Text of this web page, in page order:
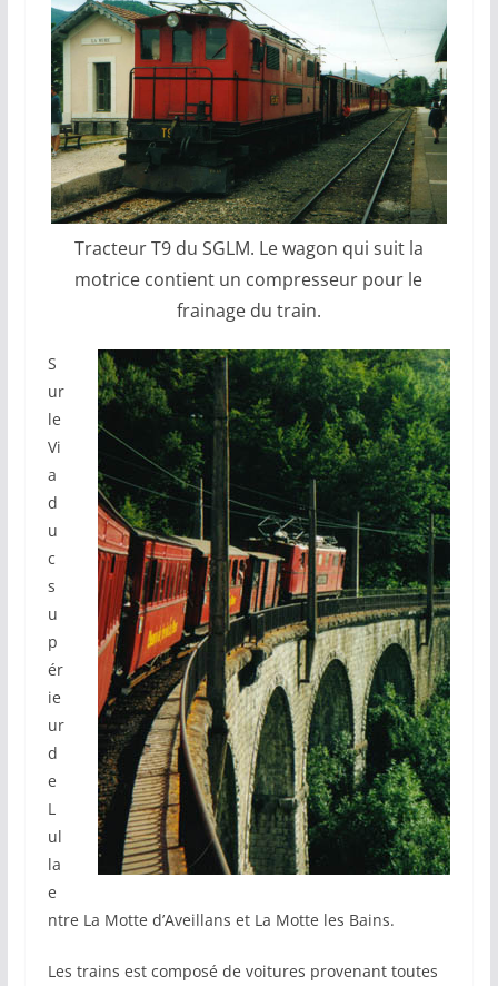
Tracteur T9 du SGLM. Le wagon qui suit la
motrice contient un compresseur pour le
frainage du train.
S
ur
le
Vi
a
d
u
c
s
u
p
ér
ie
ur
d
e
L
ul
la
e
ntre La Motte d’Aveillans et La Motte les Bains.
Les trains est composé de voitures provenant toutes